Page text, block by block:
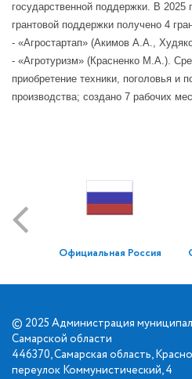
государственной поддержки. В 2025
грантовой поддержки получено 4
- «Агростартап» (Акимов А.А.,
- «Агротуризм» (Красненко М.А.).
приобретение техники, поголовья и
производства; создано 7 рабочих
Официальная Россия
© 2025 Администрация
Самарской области
446370, Самарская область,
переулок Коммунистический, 4